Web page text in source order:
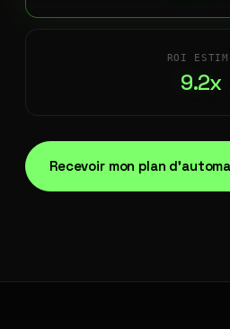
ROI
9.2x
Recevoir mon plan